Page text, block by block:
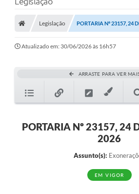
Legislação PORTARIA Nº 23157, 24
Atualizado em: 30/06/2026 às 16h57
ARRASTE PARA VER
PORTARIA Nº 23157, 24
2026
Assunto(s):
EM VIGOR